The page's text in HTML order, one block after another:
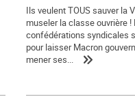
Ils veulent TOUS sauver la
museler la classe ouvrière
confédérations syndicales
pour laisser Macron
mener ses...